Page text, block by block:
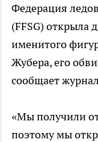
Федерация
(FFSG) открыла
именитого
Жубера, его
сообщает
«Мы получили
поэтому мы